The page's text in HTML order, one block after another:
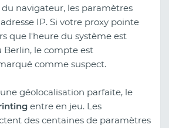
navigateur, les paramètres
IP. Si votre proxy pointe
que l'heure du système est
Berlin, le compte est
comme suspect.
géolocalisation parfaite, le
entre en jeu. Les
des centaines de paramètres